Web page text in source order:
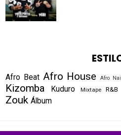
Afro Beat Afro House Afro
Kizomba Kuduro Mixtape R&B
Zouk Álbum